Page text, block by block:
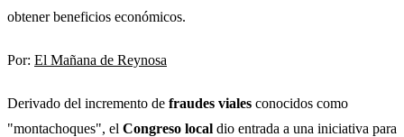
obtener beneficios económicos.
Por: El Mañana de Reynosa
Derivado del incremento de fraudes viales conocidos como
"montachoques", el Congreso local dio entrada a una iniciativa para